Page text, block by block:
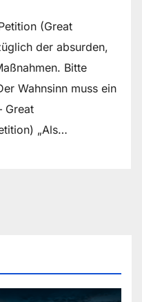
(Great
der absurden,
Bitte
Wahnsinn muss ein
Great
„Als…